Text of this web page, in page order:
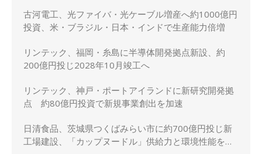
古河電工、光ファイバ・光ケーブル増産へ約1000億円
投資、米・ブラジル・日本・インドで生産能力倍増
リンテック、福岡・糸島に半導体開発拠点新設、約
200億円投じ2028年10月竣工へ
リンテック、神戸・ポートアイランドに新研究開発拠
点 約80億円投資で新規事業創出を加速
日清食品、茨城県つくばみらい市に約700億円投じ新
工場建設、「カップヌードル」供給力と環境性能を強